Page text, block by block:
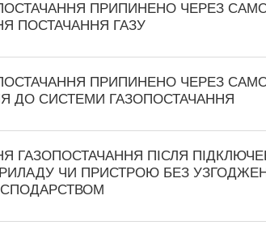
ПРИПИНЕНО ЧЕРЕЗ
ПОСТАЧАННЯ ГАЗУ
ПРИПИНЕНО ЧЕРЕЗ
ДО СИСТЕМИ ГАЗОПОСТАЧАННЯ
ГАЗОПОСТАЧАННЯ ПІСЛЯ
ЧИ ПРИСТРОЮ БЕЗ